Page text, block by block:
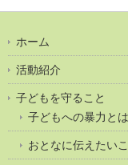
ホーム
活動紹介
子どもを守ること
子どもへの暴力と
おとなに伝えたい